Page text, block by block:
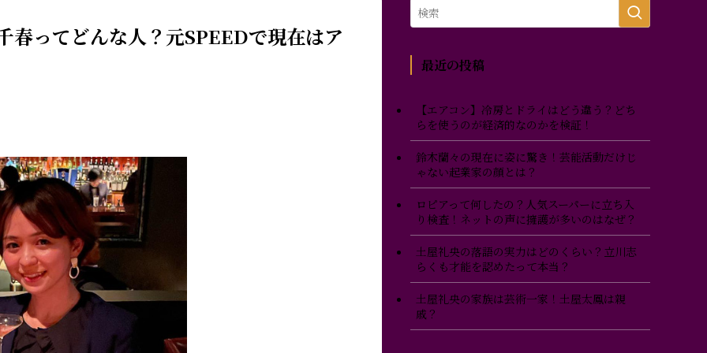
春ってどんな人？元SPEEDで現在はア
最近の投稿
【エアコン】冷房とドライはどう違う？どち
らを使うのが経済的なのかを検証！
鈴木蘭々の現在に姿に驚き！芸能活動だけじ
ゃない起業家の顔とは？
ロピアって何したの？人気スーパーに立ち入
り検査！ネットの声に擁護が多いのはなぜ？
土屋礼央の落語の実力はどのくらい？立川志
らくも才能を認めたって本当？
土屋礼央の家族は芸術一家！土屋太鳳は親
戚？